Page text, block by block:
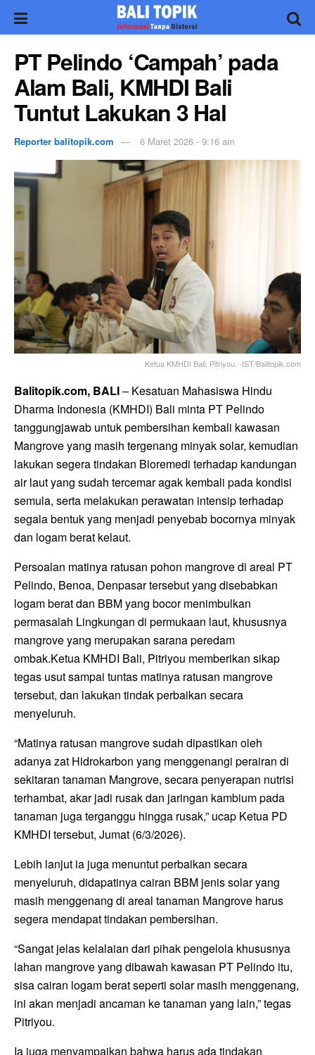
PT Pelindo ‘Campah’ pada
Alam Bali, KMHDI Bali
Tuntut Lakukan 3 Hal
Reporter balitopik.com 6 Maret 2026 - 9:16 am
Ketua KMHDI Bali, Pitriyou. -IST/Balitopik.com
Balitopik.com, BALI– Kesatuan Mahasiswa Hindu
Dharma Indonesia (KMHDI) Bali minta PT Pelindo
tanggungjawab untuk pembersihan kembali kawasan
Mangrove yang masih tergenang minyak solar, kemudian
lakukan segera tindakan Bioremedi terhadap kandungan
air laut yang sudah tercemar agak kembali pada kondisi
semula, serta melakukan perawatan intensip terhadap
segala bentuk yang menjadi penyebab bocornya minyak
dan logam berat kelaut.
Persoalan matinya ratusan pohon mangrove di areal PT
Pelindo, Benoa, Denpasar tersebut yang disebabkan
logam berat dan BBM yang bocor menimbulkan
permasalah Lingkungan di permukaan laut, khususnya
mangrove yang merupakan sarana peredam
ombak.Ketua KMHDI Bali, Pitriyou memberikan sikap
tegas usut sampai tuntas matinya ratusan mangrove
tersebut, dan lakukan tindak perbaikan secara
menyeluruh.
“Matinya ratusan mangrove sudah dipastikan oleh
adanya zat Hidrokarbon yang menggenangi perairan di
sekitaran tanaman Mangrove, secara penyerapan nutrisi
terhambat, akar jadi rusak dan jaringan kambium pada
tanaman juga terganggu hingga rusak,” ucap Ketua PD
KMHDI tersebut, Jumat (6/3/2026).
Lebih lanjut ia juga menuntut perbaikan secara
menyeluruh, didapatinya cairan BBM jenis solar yang
masih menggenang di areal tanaman Mangrove harus
segera mendapat tindakan pembersihan.
“Sangat jelas kelalaian dari pihak pengelola khususnya
lahan mangrove yang dibawah kawasan PT Pelindo itu,
sisa cairan logam berat seperti solar masih menggenang,
ini akan menjadi ancaman ke tanaman yang lain,” tegas
Pitriyou.
Ia juga menyampaikan bahwa harus ada tindakan